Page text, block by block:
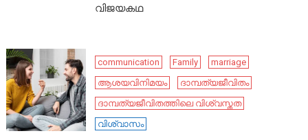
വിജയകഥ
communication Family
marriage
ആശയവിനിമയം
ദാമ്പത്യജീവിതം
ദാമ്പത്യജീവിതത്തിലെ വിശ്വസ്തത
വിശ്വാസം